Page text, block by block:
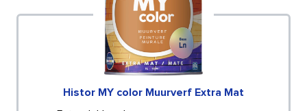
Histor MY color Muurverf Extra Mat